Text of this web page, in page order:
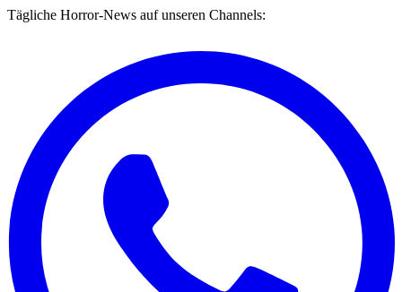
Tägliche Horror-News auf unseren Channels: